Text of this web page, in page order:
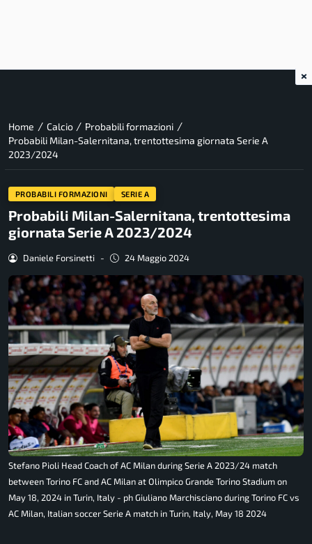
Home / Calcio / Probabili formazioni /
Probabili Milan-Salernitana, trentottesima giornata Serie A
2023/2024
PROBABILI FORMAZIONI SERIE A
Probabili Milan-Salernitana, trentottesima
giornata Serie A 2023/2024
Daniele Forsinetti - 24 Maggio 2024
Stefano Pioli Head Coach of AC Milan during Serie A 2023/24 match
between Torino FC and AC Milan at Olimpico Grande Torino Stadium on
May 18, 2024 in Turin, Italy - ph Giuliano Marchisciano during Torino FC vs
AC Milan, Italian soccer Serie A match in Turin, Italy, May 18 2024
×